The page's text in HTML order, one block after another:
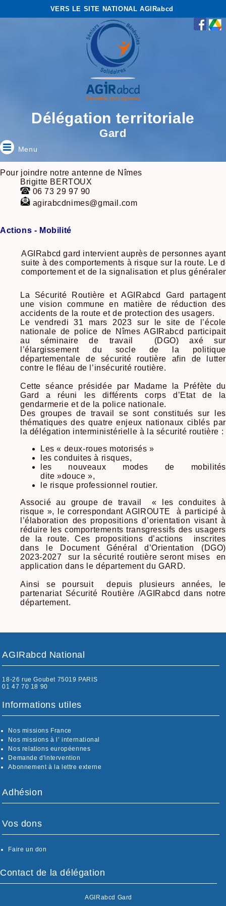
VERS LE SITE NATIONAL AGIRabcd
Délégation territoriale
Gard
Menu
Pour joindre notre antenne de Nîmes
Brigitte BERTOUX
06 73 29 97 90
agirabcdnimes@gmail.com
Actions - Mobilité
AGIRabcd gard intervient auprès de personnes
suite à des comportements à risque sur la route. Le
comportement et de la signalisation et plus
La Sécurité Routière et AGIRabcd Gard partagent
une vision commune en matière de réduction des
accidents de la route et de protection des usagers.
Le vendredi 31 mars 2023 sur le site de l’école
nationale de police de Nîmes AGIRabcd participait
au séminaire de travail (DGO) axé sur
l’élargissement du socle de la politique
départementale de sécurité routière afin de lutter
contre le fléau de l’insécurité routière.
Cette séance présidée par Madame la Préfète du
Gard a réuni les différents corps d’Etat de la
gendarmerie et de la police nationale.
Des groupes de travail se sont constitués sur les
thématiques des quatre enjeux nationaux ciblés par
la délégation interministérielle à la sécurité routière :
Les « deux-roues motorisés »
les conduites à risques,
les nouveaux modes de mobilités
dite »douce »,
le risque professionnel routier.
Associé au groupe de travail « les conduites à
risque », le correspondant AGIROUTE à participé à
l’élaboration des propositions d’orientation visant à
réduire les comportements transgressifs des usagers
de la route. Ces propositions d’actions inscrites
dans le Document Général d’Orientation (DGO)
2023-2027 sur la sécurité routière seront mises en
application dans le département du GARD.
Ainsi se poursuit depuis plusieurs années, le
partenariat Sécurité Routière /AGIRabcd dans notre
département.
AGIRabcd National
18-26 rue Goubet 75019 PARIS
01 47 70 18 90
Informations utiles
Nos missions France
Nos missions à l’ international
Nos relations européennes
Demande d'intervention
Abonnement à la lettre externe
Adhésion
Vos dons
Faire un don
Contact de la délégation
AGIRabcd Gard